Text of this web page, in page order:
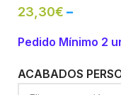
23,30€ –
Pedido Mínimo 2
ACABADOS